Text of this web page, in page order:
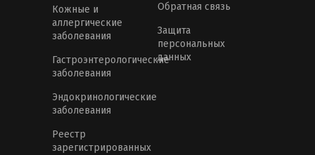
Кожные и
аллергические
заболевания
Гастроэнтерологические
заболевания
Эндокринологические
заболевания
Реестр
зарегистрированных
Обратная связь
Защита
персональных
данных